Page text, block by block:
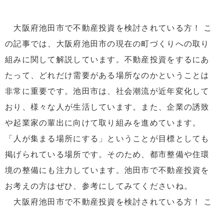
大阪府池田市で不動産投資を検討されている方！ こ
の記事では、大阪府池田市の現在の町づくりへの取り
組みに関して解説しています。不動産投資をするにあ
たって、どれだけ需要がある場所なのかということは
非常に重要です。池田市は、社会潮流が近年変化して
おり、様々な人が生活しています。また、企業の誘致
や起業家の輩出に向けて取り組みを進めています。
「人が集まる場所にする」ということが目標としても
掲げられている場所です。そのため、都市整備や住環
境の整備にも注力しています。池田市で不動産投資を
お考えの方はぜひ、参考にしてみてくださいね。
大阪府池田市で不動産投資を検討されている方！ こ